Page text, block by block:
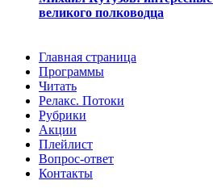
великого полководца
Главная страница
Программы
Читать
Релакс. Потоки
Рубрики
Акции
Плейлист
Вопрос-ответ
Контакты